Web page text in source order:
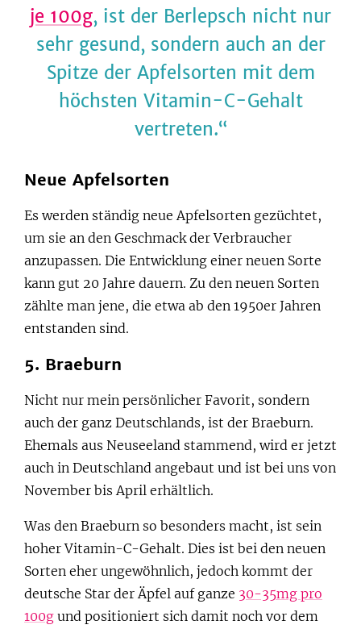
je 100g, ist der Berlepsch nicht nur
sehr gesund, sondern auch an der
Spitze der Apfelsorten mit dem
höchsten Vitamin-C-Gehalt
vertreten.
Neue Apfelsorten
Es werden ständig neue Apfelsorten gezüchtet,
um sie an den Geschmack der Verbraucher
anzupassen. Die Entwicklung einer neuen Sorte
kann gut 20 Jahre dauern. Zu den neuen Sorten
zählte man jene, die etwa ab den 1950er Jahren
entstanden sind.
5. Braeburn
Nicht nur mein persönlicher Favorit, sondern
auch der ganz Deutschlands, ist der Braeburn.
Ehemals aus Neuseeland stammend, wird er jetzt
auch in Deutschland angebaut und ist bei uns von
November bis April erhältlich.
Was den Braeburn so besonders macht, ist sein
hoher Vitamin-C-Gehalt. Dies ist bei den neuen
Sorten eher ungewöhnlich, jedoch kommt der
deutsche Star der Äpfel auf ganze 30-35mg pro
100g und positioniert sich damit noch vor dem